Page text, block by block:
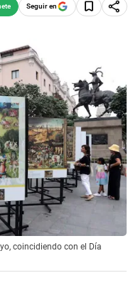
Seguir en
coincidiendo con el Día